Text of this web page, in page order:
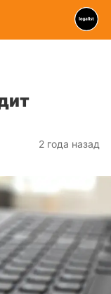
2 года назад